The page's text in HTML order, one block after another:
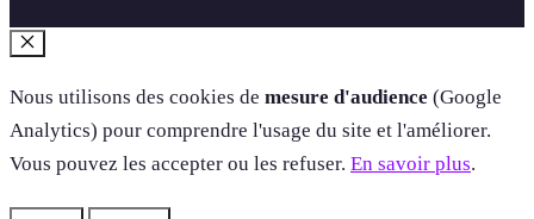
Fermer
Nous utilisons des cookies de mesure d'audience (Google
Analytics) pour comprendre l'usage du site et l'améliorer.
Vous pouvez les accepter ou les refuser. En savoir plus.